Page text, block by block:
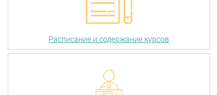
Расписание и содержание курсов